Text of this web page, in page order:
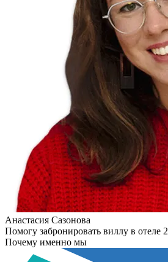
Анастасия Сазонова
Помогу забронировать виллу в отеле 2
Почему именно мы